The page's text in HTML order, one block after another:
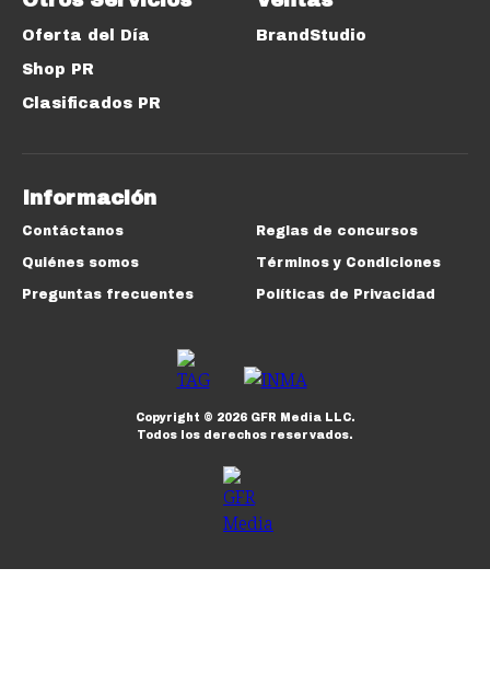
Oferta del Día
Shop PR
Clasificados PR
BrandStudio
Información
Contáctanos
Quiénes somos
Preguntas frecuentes
Reglas de concursos
Términos y Condiciones
Políticas de Privacidad
Copyright © 2026GFR Media LLC.
Todos los derechos reservados.